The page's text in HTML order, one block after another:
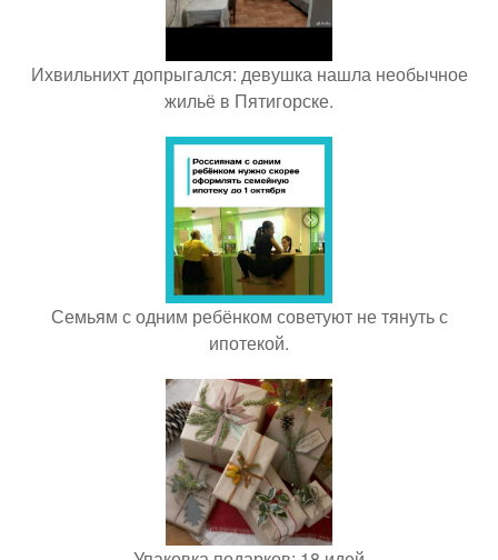
Ихвильнихт допрыгался: девушка нашла необычное
жильё в Пятигорске.
Семьям с одним ребёнком советуют не тянуть с
ипотекой.